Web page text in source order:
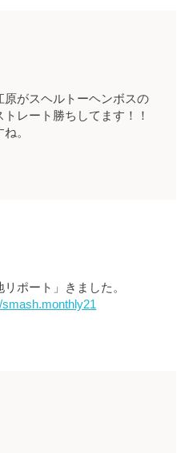
がスヘルトーヘンボスの
レート勝ちしてます！！
。
ポート」きました。